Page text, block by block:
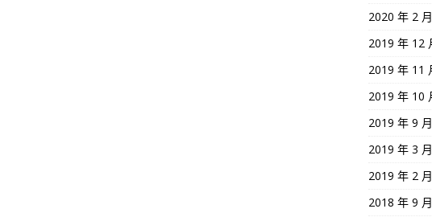
2020 年 2 月
2019 年 12
2019 年 11
2019 年 10
2019 年 9 月
2019 年 3 月
2019 年 2 月
2018 年 9 月